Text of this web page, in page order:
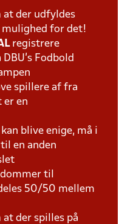
at der udfyldes
mulighed for det!
registrere
Fodbold
spillere af fra
er en
blive enige, må i
en anden
til
50/50 mellem
at der spilles på